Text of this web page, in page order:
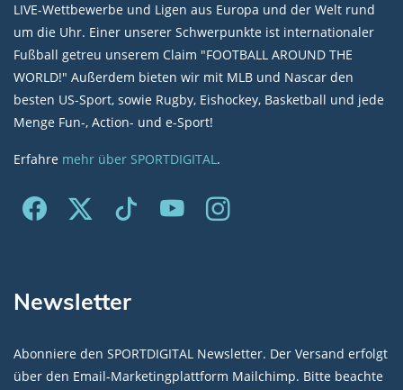
LIVE-Wettbewerbe und Ligen aus Europa und der Welt rund
um die Uhr. Einer unserer Schwerpunkte ist internationaler
Fußball getreu unserem Claim "FOOTBALL AROUND THE
WORLD!" Außerdem bieten wir mit MLB und Nascar den
besten US-Sport, sowie Rugby, Eishockey, Basketball und jede
Menge Fun-, Action- und e-Sport!
Erfahre mehr über SPORTDIGITAL.
Newsletter
Abonniere den SPORTDIGITAL Newsletter. Der Versand erfolgt
über den Email-Marketingplattform Mailchimp. Bitte beachte